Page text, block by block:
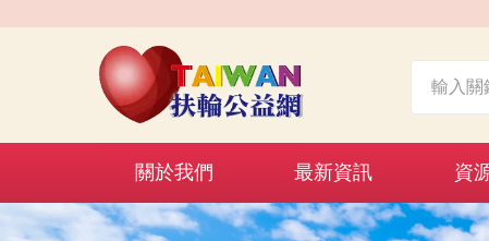
關於我們 最新資訊 資